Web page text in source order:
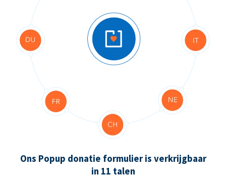
Ons Popup donatie formulier is verkrijgbaar
in 11 talen